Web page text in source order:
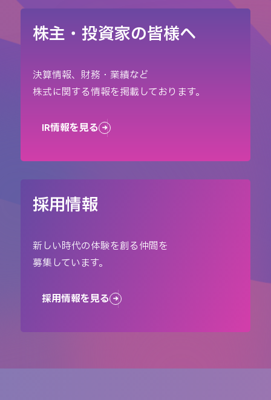
株主・投資家の皆様へ
決算情報、財務・業績など
株式に関する情報を掲載しております。
IR情報を見る
採用情報
新しい時代の体験を創る仲間を
募集しています。
採用情報を見る